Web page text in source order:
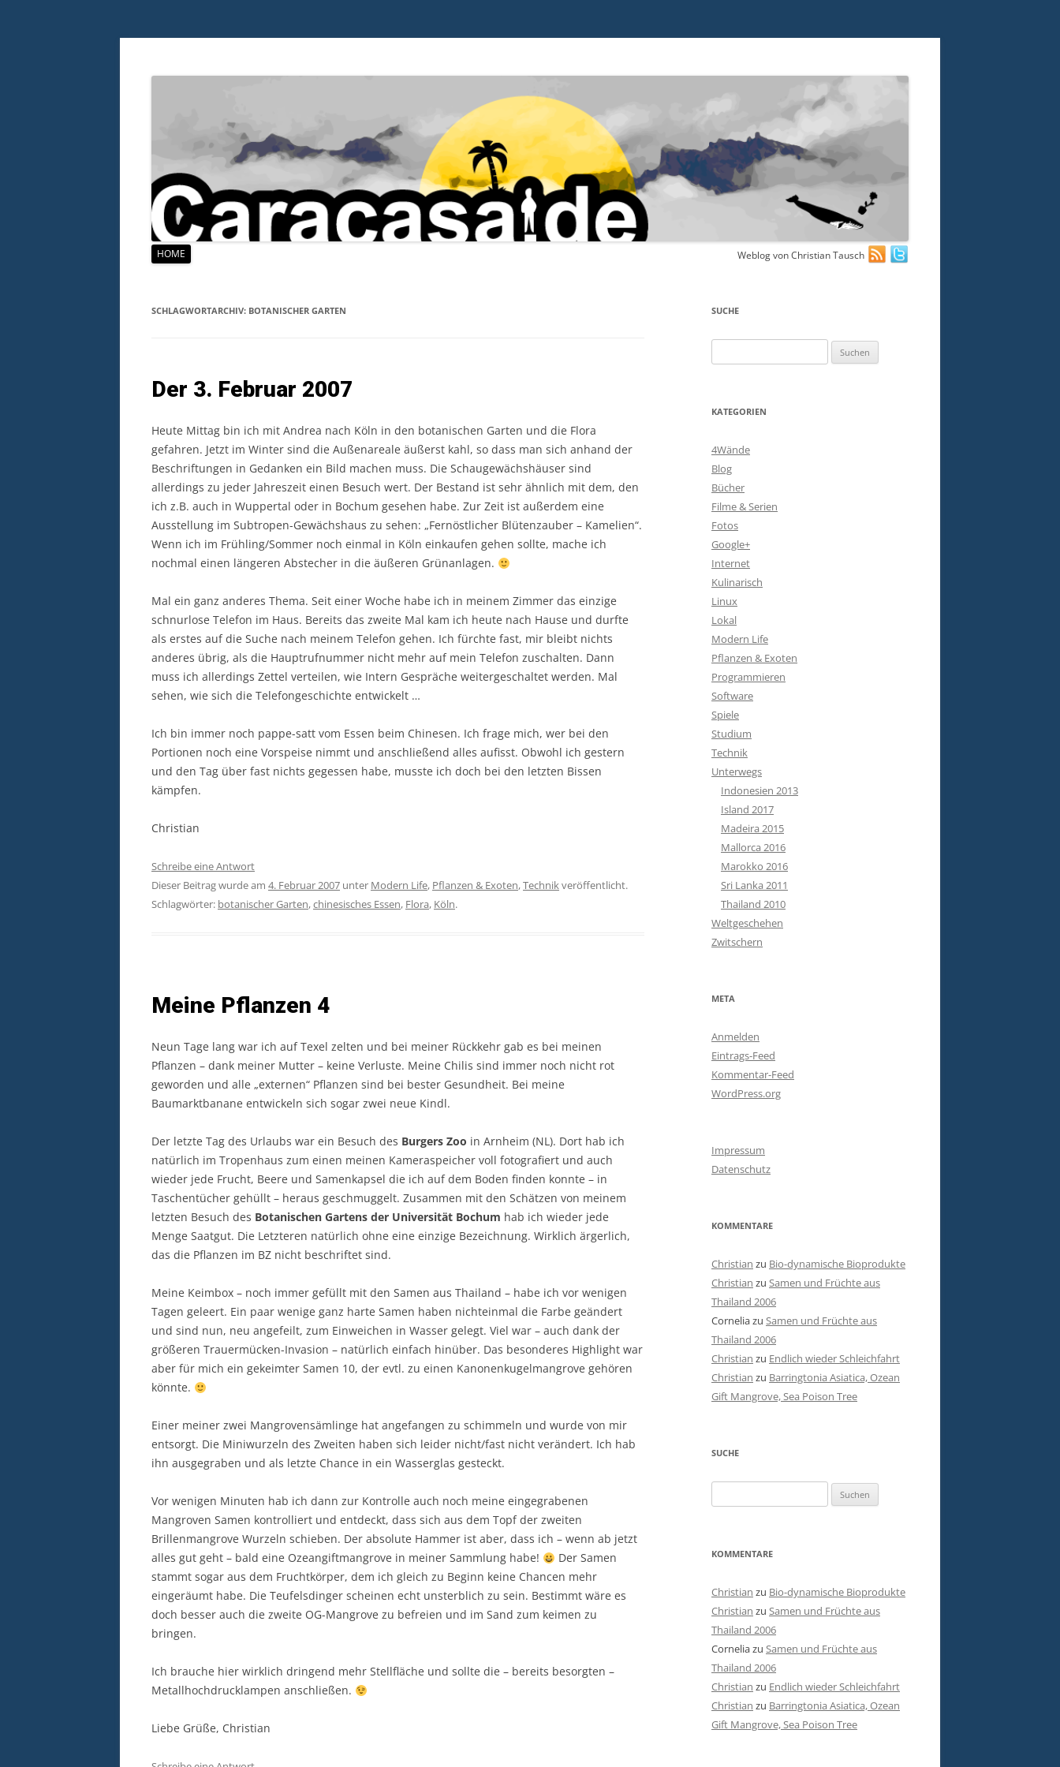
Weblog von Christian Tausch
Zum
Inhalt
HOME
SCHLAGWORTARCHIV: BOTANISCHER GARTEN
Der 3. Februar 2007
Heute Mittag bin ich mit Andrea nach Köln in den botanischen Garten und die Flora
gefahren. Jetzt im Winter sind die Außenareale äußerst kahl, so dass man sich anhand der
Beschriftungen in Gedanken ein Bild machen muss. Die Schaugewächshäuser sind
allerdings zu jeder Jahreszeit einen Besuch wert. Der Bestand ist sehr ähnlich mit dem, den
ich z.B. auch in Wuppertal oder in Bochum gesehen habe. Zur Zeit ist außerdem eine
Ausstellung im Subtropen-Gewächshaus zu sehen: „Fernöstlicher Blütenzauber – Kamelien“.
Wenn ich im Frühling/Sommer noch einmal in Köln einkaufen gehen sollte, mache ich
nochmal einen längeren Abstecher in die äußeren Grünanlagen.
Mal ein ganz anderes Thema. Seit einer Woche habe ich in meinem Zimmer das einzige
schnurlose Telefon im Haus. Bereits das zweite Mal kam ich heute nach Hause und durfte
als erstes auf die Suche nach meinem Telefon gehen. Ich fürchte fast, mir bleibt nichts
anderes übrig, als die Hauptrufnummer nicht mehr auf mein Telefon zuschalten. Dann
muss ich allerdings Zettel verteilen, wie Intern Gespräche weitergeschaltet werden. Mal
sehen, wie sich die Telefongeschichte entwickelt …
Ich bin immer noch pappe-satt vom Essen beim Chinesen. Ich frage mich, wer bei den
Portionen noch eine Vorspeise nimmt und anschließend alles aufisst. Obwohl ich gestern
und den Tag über fast nichts gegessen habe, musste ich doch bei den letzten Bissen
kämpfen.
Christian
Schreibe eine Antwort
Dieser Beitrag wurde am 4. Februar 2007 unter Modern Life, Pflanzen & Exoten,Technikveröffentlicht.
Schlagwörter: botanischer Garten,chinesisches Essen, Flora, Köln.
Meine Pflanzen 4
Neun Tage lang war ich auf Texel zelten und bei meiner Rückkehr gab es bei meinen
Pflanzen – dank meiner Mutter – keine Verluste. Meine Chilis sind immer noch nicht rot
geworden und alle „externen“ Pflanzen sind bei bester Gesundheit. Bei meine
Baumarktbanane entwickeln sich sogar zwei neue Kindl.
Der letzte Tag des Urlaubs war ein Besuch des Burgers Zoo in Arnheim (NL). Dort hab ich
natürlich im Tropenhaus zum einen meinen Kameraspeicher voll fotografiert und auch
wieder jede Frucht, Beere und Samenkapsel die ich auf dem Boden finden konnte – in
Taschentücher gehüllt – heraus geschmuggelt. Zusammen mit den Schätzen von meinem
letzten Besuch des Botanischen Gartens der Universität Bochum hab ich wieder jede
Menge Saatgut. Die Letzteren natürlich ohne eine einzige Bezeichnung. Wirklich ärgerlich,
das die Pflanzen im BZ nicht beschriftet sind.
Meine Keimbox – noch immer gefüllt mit den Samen aus Thailand – habe ich vor wenigen
Tagen geleert. Ein paar wenige ganz harte Samen haben nichteinmal die Farbe geändert
und sind nun, neu angefeilt, zum Einweichen in Wasser gelegt. Viel war – auch dank der
größeren Trauermücken-Invasion – natürlich einfach hinüber. Das besonderes Highlight war
aber für mich ein gekeimter Samen 10, der evtl. zu einen Kanonenkugelmangrove gehören
könnte.
Einer meiner zwei Mangrovensämlinge hat angefangen zu schimmeln und wurde von mir
entsorgt. Die Miniwurzeln des Zweiten haben sich leider nicht/fast nicht verändert. Ich hab
ihn ausgegraben und als letzte Chance in ein Wasserglas gesteckt.
Vor wenigen Minuten hab ich dann zur Kontrolle auch noch meine eingegrabenen
Mangroven Samen kontrolliert und entdeckt, dass sich aus dem Topf der zweiten
Brillenmangrove Wurzeln schieben. Der absolute Hammer ist aber, dass ich – wenn ab jetzt
alles gut geht – bald eine Ozeangiftmangrove in meiner Sammlung habe!
Der Samen
stammt sogar aus dem Fruchtkörper, dem ich gleich zu Beginn keine Chancen mehr
eingeräumt habe. Die Teufelsdinger scheinen echt unsterblich zu sein. Bestimmt wäre es
doch besser auch die zweite OG-Mangrove zu befreien und im Sand zum keimen zu
bringen.
Ich brauche hier wirklich dringend mehr Stellfläche und sollte die – bereits besorgten –
Metallhochdrucklampen anschließen.
Liebe Grüße, Christian
SUCHE
nach:
KATEGORIEN
4Wände
Blog
Bücher
Filme & Serien
Fotos
Google+
Internet
Kulinarisch
Linux
Lokal
Modern Life
Pflanzen & Exoten
Programmieren
Software
Spiele
Studium
Technik
Unterwegs
Indonesien 2013
Island 2017
Madeira 2015
Mallorca 2016
Marokko 2016
Sri Lanka 2011
Thailand 2010
Weltgeschehen
Zwitschern
META
Anmelden
Eintrags-Feed
Kommentar-Feed
WordPress.org
Impressum
Datenschutz
KOMMENTARE
Christian zu Bio-dynamische Bioprodukte
Christian zu Samen und Früchte aus
Thailand 2006
Corneliazu Samen und Früchte aus
Thailand 2006
Christian zu Endlich wieder Schleichfahrt
Christian zu Barringtonia Asiatica, Ozean
Gift Mangrove, Sea Poison Tree
SUCHE
nach:
KOMMENTARE
Christian zu Bio-dynamische Bioprodukte
Christian zu Samen und Früchte aus
Thailand 2006
Corneliazu Samen und Früchte aus
Thailand 2006
Christian zu Endlich wieder Schleichfahrt
Christian zu Barringtonia Asiatica, Ozean
Gift Mangrove, Sea Poison Tree